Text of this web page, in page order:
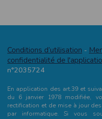
Conditions d’utilisation -
confidentialité de
n°2035724
En application des art.39 et
du 6 janvier 1978 modifiée,
rectification et de mise à jour
par informatique. Si vous